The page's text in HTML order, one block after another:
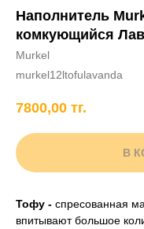
Хорькам
Наполнитель
комкующийся
Murkel
murkel12ltofulavanda
7800,00 тг.
В
Тофу - спресованная
впитывают большое